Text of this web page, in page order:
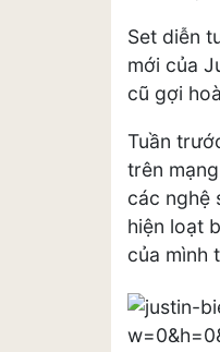
Set diễn
mới của
cũ gợi
Tuần
trên
các nghệ
hiện loạt
của mình